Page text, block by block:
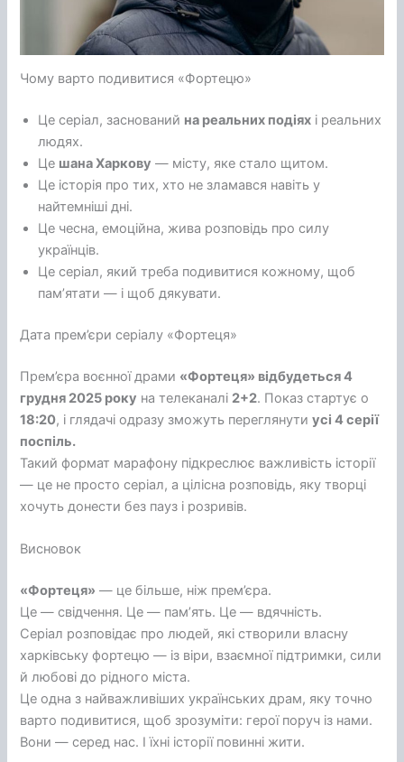
Чому варто подивитися «Фортецю»
Це серіал, заснований на реальних подіях і реальних
людях.
Це шана Харкову — місту, яке стало щитом.
Це історія про тих, хто не зламався навіть у
найтемніші дні.
Це чесна, емоційна, жива розповідь про силу
українців.
Це серіал, який треба подивитися кожному, щоб
пам’ятати — і щоб дякувати.
Дата прем’єри серіалу «Фортеця»
Прем’єра воєнної драми «Фортеця» відбудеться 4
грудня 2025 року на телеканалі 2+2. Показ стартує о
18:20, і глядачі одразу зможуть переглянутиусі 4 серії
поспіль.
Такий формат марафону підкреслює важливість історії
— це не просто серіал, а цілісна розповідь, яку творці
хочуть донести без пауз і розривів.
Висновок
«Фортеця» — це більше, ніж прем’єра.
Це — свідчення. Це — пам’ять. Це — вдячність.
Серіал розповідає про людей, які створили власну
харківську фортецю — із віри, взаємної підтримки, сили
й любові до рідного міста.
Це одна з найважливіших українських драм, яку точно
варто подивитися, щоб зрозуміти: герої поруч із нами.
Вони — серед нас. І їхні історії повинні жити.